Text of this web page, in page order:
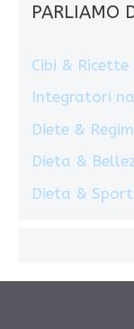
PARLIAMO
Cibi &
Integratori
Diete &
Dieta &
Dieta & Sport